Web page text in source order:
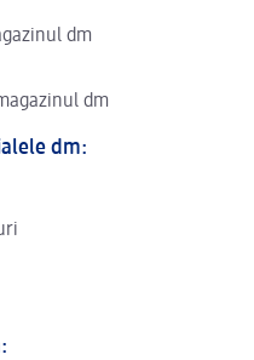
dm
dm
dm: